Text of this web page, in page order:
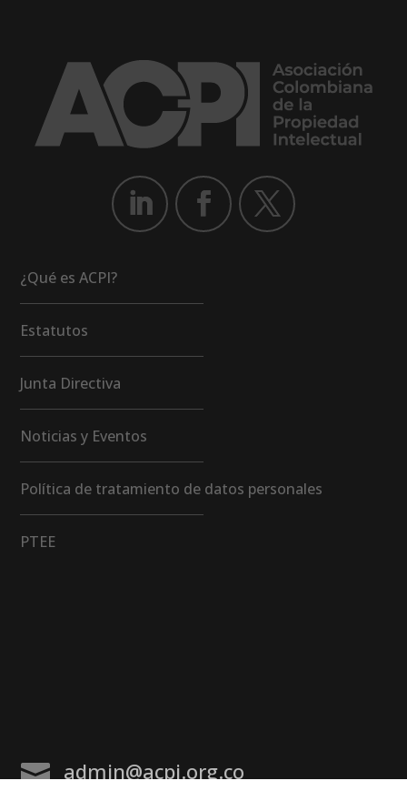
¿Qué es ACPI?
Estatutos
Junta Directiva
Noticias y Eventos
Política de tratamiento de datos personales
PTEE
 admin@acpi.org.co